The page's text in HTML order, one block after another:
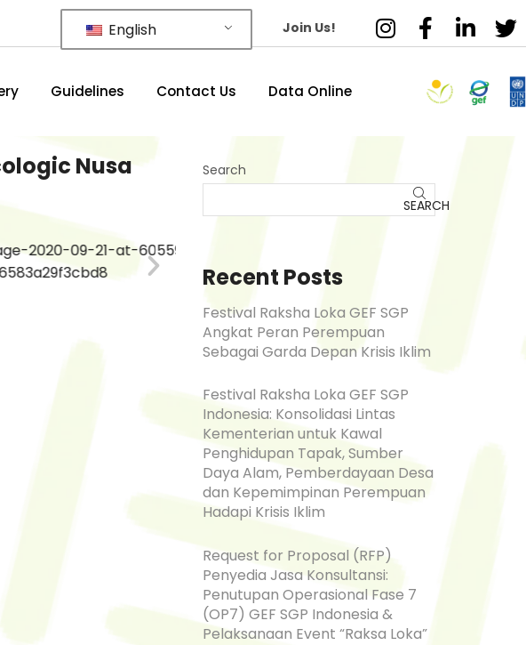
English Join Us!
Guidelines Contact Us Data Online
Nusa
Search
SEARCH
Recent Posts
Festival Raksha Loka GEF SGP
Angkat Peran Perempuan
Sebagai Garda Depan Krisis Iklim
Festival Raksha Loka GEF SGP
Indonesia: Konsolidasi Lintas
Kementerian untuk Kawal
Penghidupan Tapak, Sumber
Daya Alam, Pemberdayaan Desa
dan Kepemimpinan Perempuan
Hadapi Krisis Iklim
Request for Proposal (RFP)
Penyedia Jasa Konsultansi:
Penutupan Operasional Fase 7
(OP7) GEF SGP Indonesia &
Pelaksanaan Event “Raksa Loka”